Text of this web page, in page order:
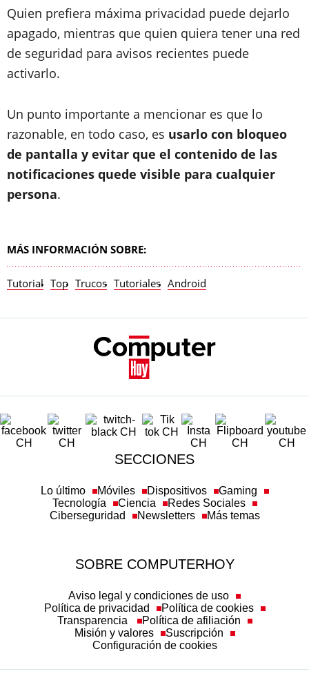
Quien prefiera máxima privacidad puede dejarlo
apagado, mientras que quien quiera tener una red
de seguridad para avisos recientes puede
activarlo.
Un punto importante a mencionar es que lo
razonable, en todo caso, es usarlo con bloqueo
de pantalla y evitar que el contenido de las
notificaciones quede visible para cualquier
persona.
MÁS INFORMACIÓN SOBRE:
Tutorial Top Trucos Tutoriales Android
SECCIONES
Lo último Móviles Dispositivos
Gaming
Tecnología
Ciencia
Redes Sociales
Ciberseguridad
Newsletters Más temas
SOBRE COMPUTERHOY
Aviso legal y condiciones de uso
Política de privacidad
Política de cookies
Transparencia
Política de afiliación
Misión y valores
Suscripción
Configuración de cookies